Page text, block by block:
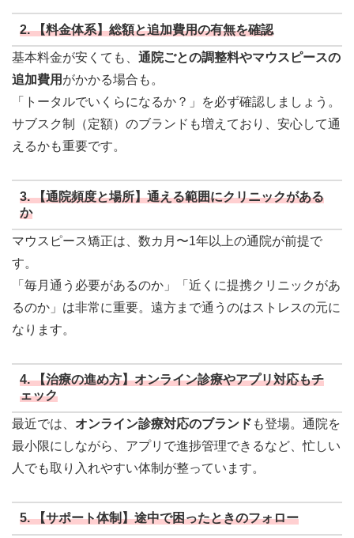
2. 【料金体系】総額と追加費用の有無を確認
基本料金が安くても、 通院ごとの調整料やマウスピースの
追加費用 がかかる場合も。
「トータルでいくらになるか？」を必ず確認しましょう。
サブスク制（定額）のブランドも増えており、安心して通
えるかも重要です。
3. 【通院頻度と場所】通える範囲にクリニックがある
か
マウスピース矯正は、数カ月〜1年以上の通院が前提で
す。
「毎月通う必要があるのか」「近くに提携クリニックがあ
るのか」は非常に重要。遠方まで通うのはストレスの元に
なります。
4. 【治療の進め方】オンライン診療やアプリ対応もチ
ェック
最近では、 オンライン診療対応のブランド も登場。通院を
最小限にしながら、アプリで進捗管理できるなど、忙しい
人でも取り入れやすい体制が整っています。
5. 【サポート体制】途中で困ったときのフォロー